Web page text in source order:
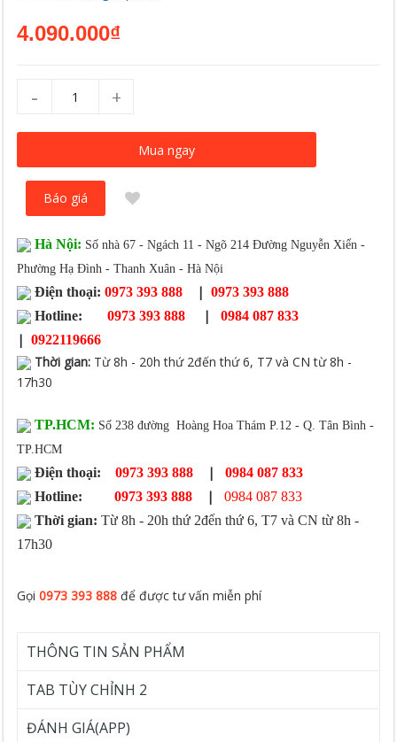
4.090.000₫
- +
Mua ngay
Báo giá
Hà Nội: Số nhà 67 - Ngách 11 - Ngõ 214 Đường Nguyễn Xiển -
Phường Hạ Đình - Thanh Xuân - Hà Nội
Điện thoại: 0973 393 888 |
0973 393 888
Hotline:
0973 393 888 | 0984 087 833
| 0922119666
Thời gian: Từ 8h - 20h thứ 2đến thứ 6, T7 và CN từ 8h -
17h30
TP.HCM: Số 238 đường Hoàng Hoa Thám P.12 - Q. Tân Bình -
TP.HCM
Điện thoại: 0973 393 888 |
0984 087 833
Hotline:
0973 393 888 |
0984 087 833
Thời gian: Từ 8h - 20h thứ 2đến thứ 6, T7 và CN từ 8h -
17h30
Gọi0973 393 888 để được tư vấn miễn phí
THÔNG TIN SẢN PHẨM
TAB TÙY CHỈNH 2
ĐÁNH GIÁ(APP)